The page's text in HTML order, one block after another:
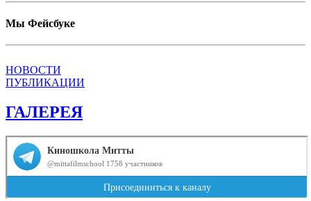
Мы Фейсбуке
НОВОСТИ
ПУБЛИКАЦИИ
ГАЛЕРЕЯ